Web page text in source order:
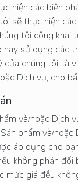
hiện các biện
sẽ thực hiện
tôi công khai
hay sử dụng các
chúng tôi, là
Dịch vụ, cho
và/hoặc Dịch
phẩm và/
áp dụng cho
không phản
mức giá đều